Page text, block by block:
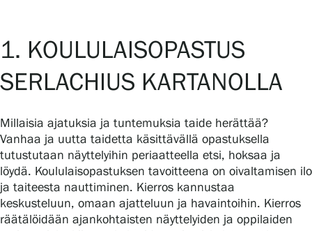
Yhteystiedot
Ravintola Gösta
Serlachius Taidesauna
1. KOULULAISOPASTUS
SERLACHIUS KARTANOLLA
Millaisia ajatuksia ja tuntemuksia taide herättää?
Vanhaa ja uutta taidetta käsittävällä opastuksella
tutustutaan näyttelyihin periaatteella etsi, hoksaa ja
löydä. Koululaisopastuksen tavoitteena on oivaltamisen ilo
ja taiteesta nauttiminen. Kierros kannustaa
keskusteluun, omaan ajatteluun ja havaintoihin. Kierros
räätälöidään ajankohtaisten näyttelyiden ja oppilaiden